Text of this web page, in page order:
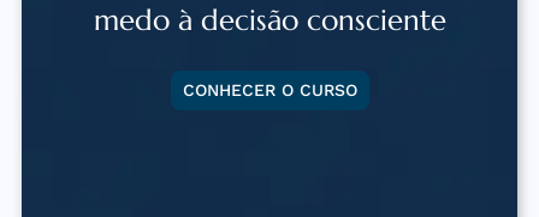
medo à decisão consciente
CONHECER O CURSO